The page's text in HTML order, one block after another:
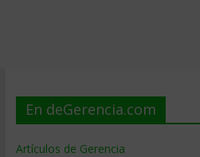
En deGerencia.com
Artículos de Gerencia